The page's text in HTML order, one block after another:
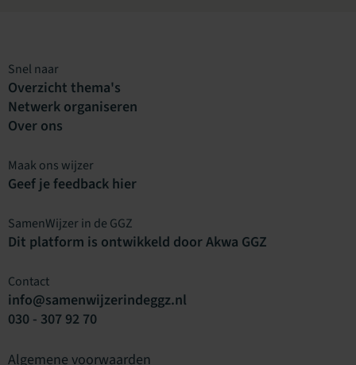
Snel naar
Overzicht thema's
Netwerk organiseren
Over ons
Maak ons wijzer
Geef je feedback hier
SamenWijzer in de GGZ
Dit platform is ontwikkeld door Akwa GGZ
Contact
info@samenwijzerindeggz.nl
030 - 307 92 70
Algemene voorwaarden